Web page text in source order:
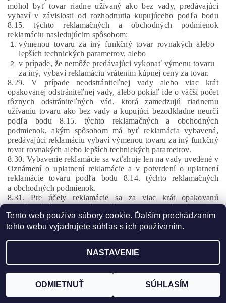
mohol byť tovar riadne užívaný ako bez vady, predávajúci
vybaví v závislosti od rozhodnutia kupujúceho podľa bodu
8.15. týchto reklamačných a obchodných podmienok
reklamáciu nasledujúcim spôsobom:
výmenou tovaru za iný funkčný tovar rovnakých alebo
lepších technických parametrov, alebo
v prípade, že nemôže predávajúci vykonať výmenu tovaru
za iný, vybaví reklamáciu vrátením kúpnej ceny za tovar.
8.29. V prípade neodstrániteľnej vady alebo viac krát
opakovanej odstrániteľnej vady, alebo pokiaľ ide o väčší počet
rôznych odstrániteľných vád, ktorá zamedzujú riadnemu
užívaniu tovaru ako bez vady a kupujúci bezodkladne neurčí
podľa bodu 8.15. týchto reklamačných a obchodných
podmienok, akým spôsobom má byť reklamácia vybavená,
predávajúci reklamáciu vybaví výmenou tovaru za iný funkčný
tovar rovnakých alebo lepších technických parametrov.
8.30. Vybavenie reklamácie sa vzťahuje len na vady uvedené v
Oznámení o uplatnení reklamácie a v potvrdení o uplatnení
reklamácie tovaru podľa bodu 8.14. týchto reklamačných
a obchodných podmienok.
8.31. Pre účely reklamácie sa za viac krát opakovanú
odstrániteľnú vadu považuje výskyt jednej odstrániteľnej vady
viac ako dva krát.
8.32. Pre účely reklamácie sa za väčší počet rôznych
8.33. Oprávnenie kupujúceho na uplatnenie reklamácie vady
tovaru je po tom, ako využil svoje právo a požiadal
predávajúceho o odstránenie vady tovaru podľa bodu 8.1.
týchto reklamačných a obchodných podmienok skonzumované
Tento web používa súbory cookie. Ďalším prechádzaním
tohto webu vyjadrujete súhlas s ich používaním.
NASTAVENIE
ODMIETNUŤ SÚHLASÍM